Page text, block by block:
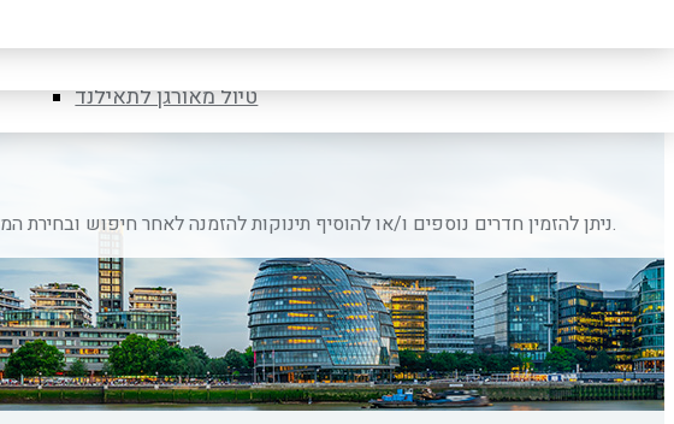
טיול מאורגן לרומניה
טיול מאורגן לתאילנד
* ניתן להזמין חדרים נוספים ו/או להוסיף תינוקות להזמנה לאחר חיפוש ובחירת המלון המבוקש.